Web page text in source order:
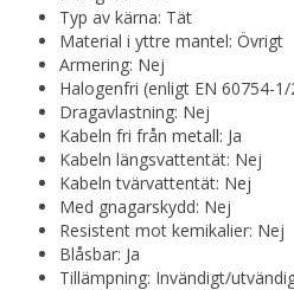
Typ av kärna: Tät
Material i yttre mantel: Övrigt
Armering: Nej
Halogenfri (enligt EN 60754-
Dragavlastning: Nej
Kabeln fri från metall: Ja
Kabeln längsvattentät: Nej
Kabeln tvärvattentät: Nej
Med gnagarskydd: Nej
Resistent mot kemikalier: Nej
Blåsbar: Ja
Tillämpning: Invändigt/